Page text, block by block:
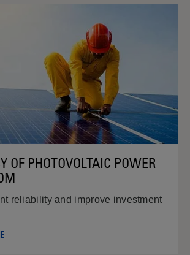
OF PHOTOVOLTAIC POWER
reliability and improve investment